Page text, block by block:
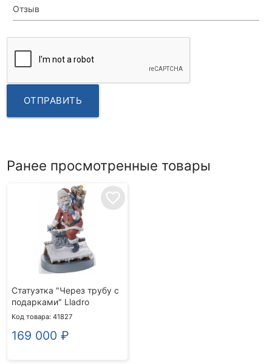
Отзыв
ОТПРАВИТЬ
Ранее просмотренные товары
favorite_border
Статуэтка "Через трубу с
подарками" Lladro
Код товара: 41827
169 000 ₽